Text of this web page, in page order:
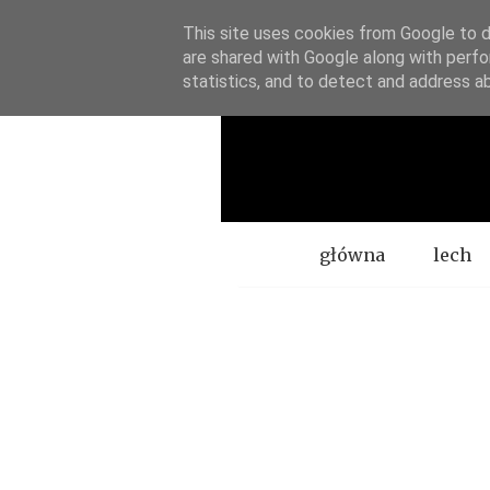
Menugłówna lech
This site uses cookies from Google to
are shared with Google along with
statistics, and to detect and address